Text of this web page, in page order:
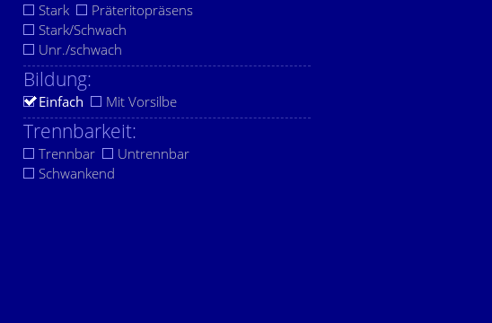
Stark
Präteritopräsens
Stark/Schwach
Unr./schwach
Bildung:
Einfach Mit Vorsilbe
Trennbarkeit:
Trennbar
Untrennbar
Schwankend